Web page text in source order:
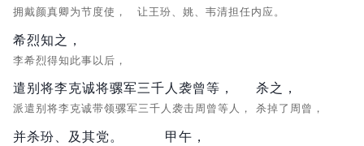
拥戴颜真卿为节度使， 让王玢、姚、韦清担任内应。
希烈知之，
李希烈得知此事以后，
遣别将李克诚将骡军三千人袭曾等，
派遣别将李克诚带领骡军三千人袭击周曾等人，
杀之，
杀掉了周曾，
并杀玢、及其党。 甲午，